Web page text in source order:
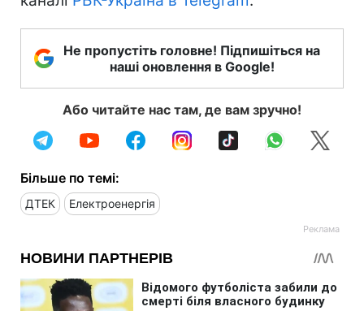
Не пропустіть головне! Підпишіться на
наші оновлення в Google!
Або читайте нас там, де вам зручно!
Більше по темі:
ДТЕК Електроенергія